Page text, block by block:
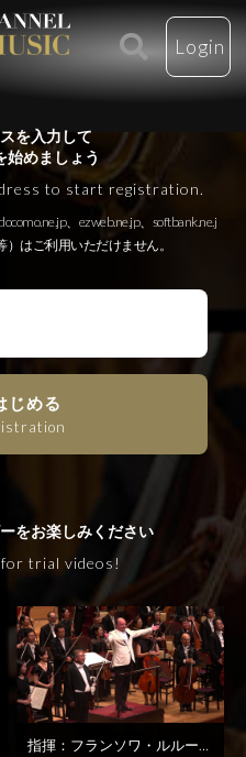
Login
を入力して
始めましょう
to start registration.
、ezweb.ne.jp、softbank.ne.j
）はご利用いただけません。
じめる
をお楽しみください
trial videos!
指揮：フランソワ・ルルー